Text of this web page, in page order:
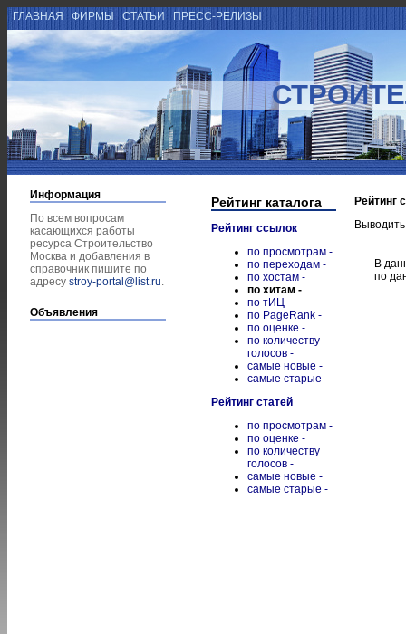
ГЛАВНАЯ ФИРМЫ СТАТЬИ ПРЕСС-РЕЛИЗЫ
Информация
По всем вопросам
касающихся работы
ресурса Строительство
Москва и добавления в
справочник пишите по
адресу stroy-portal@list.ru.
Объявления
Рейтинг каталога
Рейтинг ссылок
по просмотрам -
по переходам -
по хостам -
по хитам -
по тИЦ -
по PageRank -
по оценке -
по количеству
голосов -
самые новые -
самые старые -
Рейтинг статей
по просмотрам -
по оценке -
по количеству
голосов -
самые новые -
самые старые -
Рейтинг
В
по